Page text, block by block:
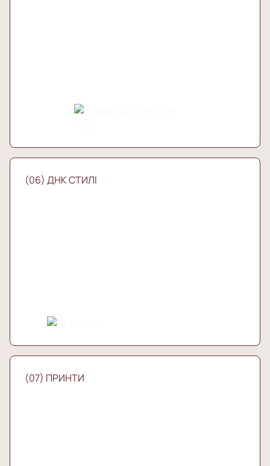
(06) ДНК СТИЛІ
(07) ПРИНТИ